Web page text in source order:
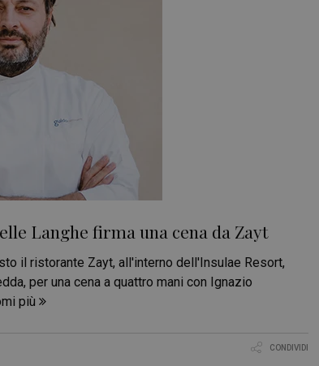
Langhe firma una cena da Zayt
il ristorante Zayt, all'interno dell'Insulae Resort,
per una cena a quattro mani con Ignazio
più
CONDIVIDI